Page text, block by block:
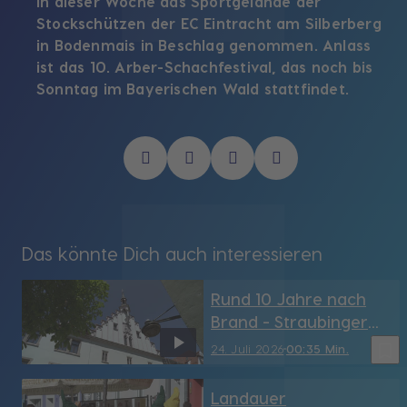
Stockschützen der EC Eintracht am Silberberg
in Bodenmais in Beschlag genommen. Anlass
ist das 10. Arber-Schachfestival, das noch bis
Sonntag im Bayerischen Wald stattfindet.
Das könnte Dich auch interessieren
24. Juli 202600:35 Min.
Rund 10 Jahre nach
Brand - Straubinger
Rathaus hat sein
Türmchen wieder (SR)
Landauer